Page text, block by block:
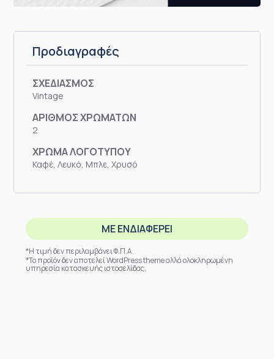
Προδιαγραφές
ΣΧΕΔΙΑΣΜΟΣ
Vintage
ΑΡΙΘΜΟΣ ΧΡΩΜΑΤΩΝ
2
ΧΡΩΜΑ ΛΟΓΟΤΥΠΟΥ
Καφέ, Λευκό, Μπλε, Χρυσό
ΜΕ ΕΝΔΙΑΦΕΡΕΙ
*Η τιμή δεν περιλαμβάνει Φ.Π.Α.
*Το προϊόν δεν αποτελεί WordPress theme αλλά ολοκληρωμένη
υπηρεσία κατασκευής ιστοσελίδας.